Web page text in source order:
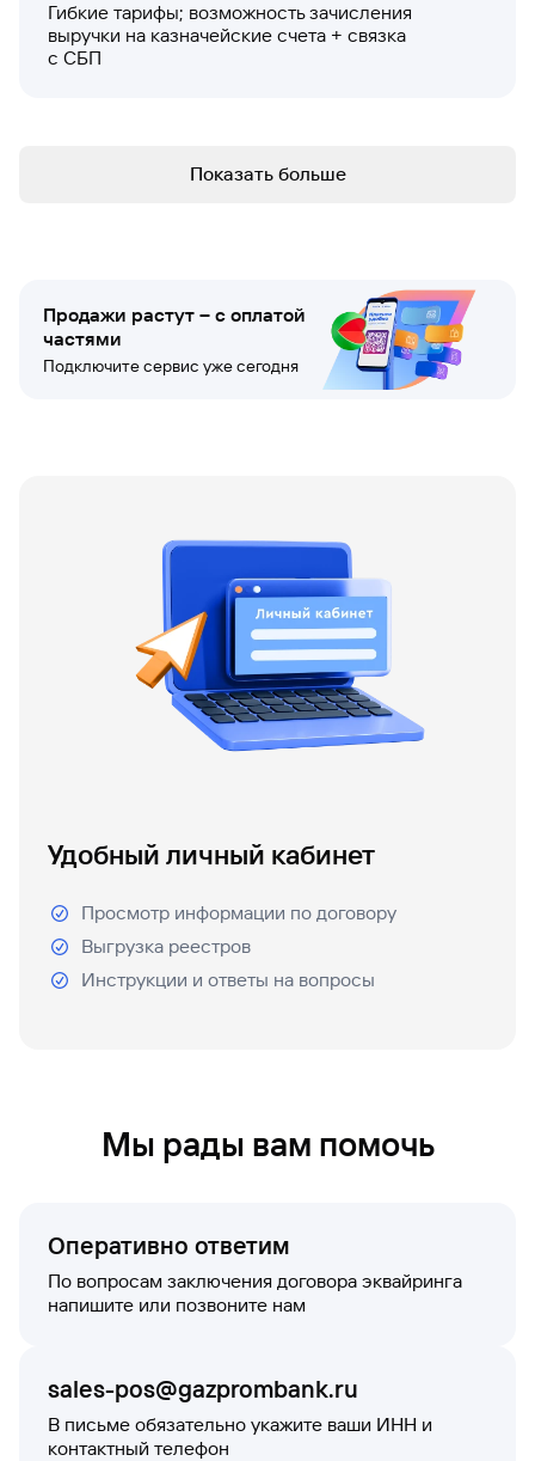
Гибкие тарифы; возможность зачисления
выручки на казначейские счета + связка
с СБП
Показать больше
Продажи растут – с оплатой
частями
Подключите сервис уже сегодня
Удобный личный кабинет
Просмотр информации по договору
Выгрузка реестров
Инструкции и ответы на вопросы
Мы рады вам помочь
Оперативно ответим
По вопросам заключения договора эквайринга
напишите или позвоните нам
sales-pos@gazprombank.ru
В письме обязательно укажите ваши ИНН и
контактный телефон